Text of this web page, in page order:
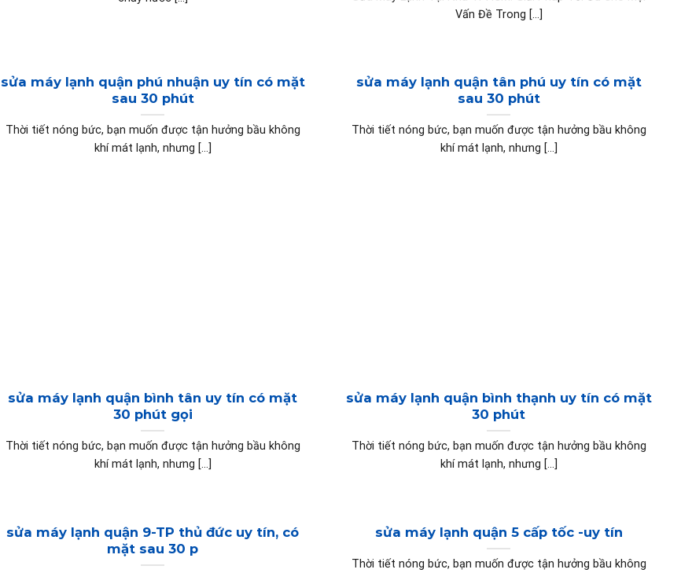
Vấn Đề Trong [...]
sửa máy lạnh quận phú nhuận uy tín có mặt
sau 30 phút
Thời tiết nóng bức, bạn muốn được tận hưởng bầu không
khí mát lạnh, nhưng [...]
sửa máy lạnh quận tân phú uy tín có mặt
sau 30 phút
Thời tiết nóng bức, bạn muốn được tận hưởng bầu không
khí mát lạnh, nhưng [...]
sửa máy lạnh quận bình tân uy tín có mặt
30 phút gọi
Thời tiết nóng bức, bạn muốn được tận hưởng bầu không
khí mát lạnh, nhưng [...]
sửa máy lạnh quận bình thạnh uy tín có mặt
30 phút
Thời tiết nóng bức, bạn muốn được tận hưởng bầu không
khí mát lạnh, nhưng [...]
sửa máy lạnh quận 9-TP thủ đức uy tín, có
mặt sau 30 p
sửa máy lạnh quận 5 cấp tốc -uy tín
Thời tiết nóng bức, bạn muốn được tận hưởng bầu không